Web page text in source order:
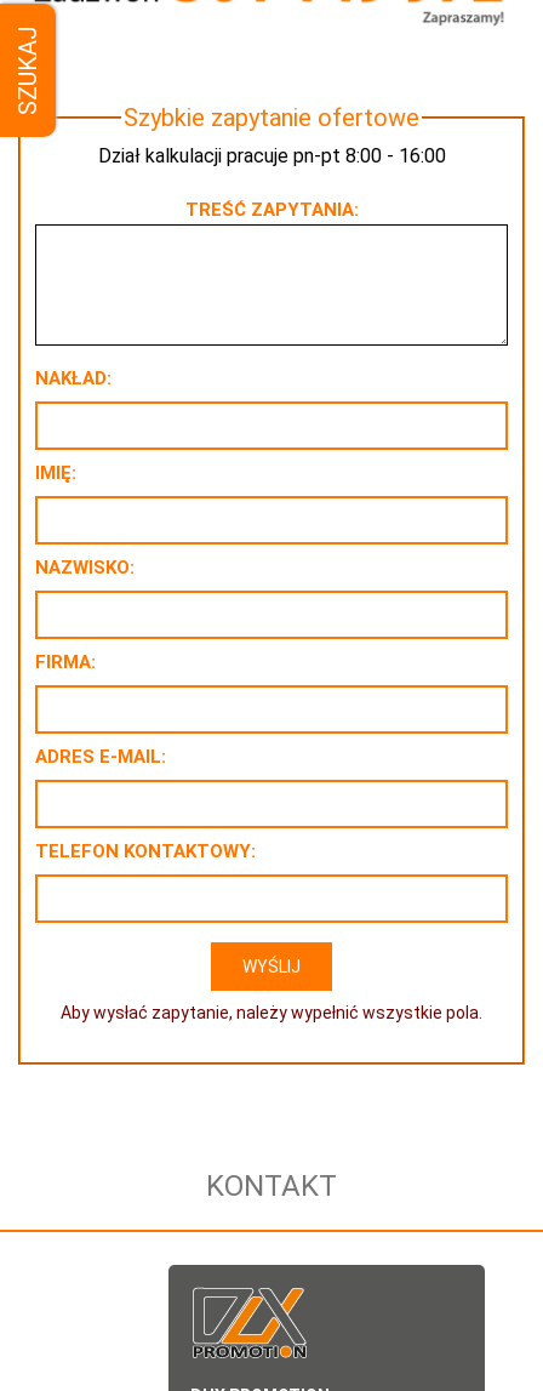
SZUKAJ
Szybkie zapytanie ofertowe
Dział kalkulacji pracuje pn-pt 8:00 - 16:00
TREŚĆ ZAPYTANIA:
NAKŁAD:
IMIĘ:
NAZWISKO:
FIRMA:
ADRES E-MAIL:
TELEFON KONTAKTOWY:
Aby wysłać zapytanie, należy wypełnić wszystkie pola.
KONTAKT